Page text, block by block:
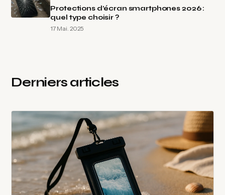
Protections d’écran smartphones 2026 :
quel type choisir ?
17 Mai. 2025
Derniers articles